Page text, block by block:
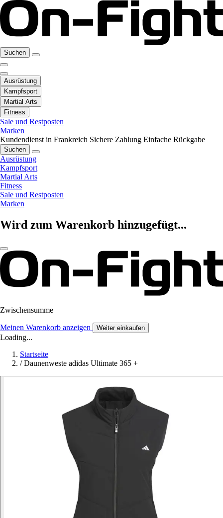
Suchen
Ausrüstung
Kampfsport
Martial Arts
Fitness
Sale und Restposten
Marken
Kundendienst in Frankreich Sichere Zahlung Einfache Rückgabe
Suchen
Ausrüstung
Kampfsport
Martial Arts
Fitness
Sale und Restposten
Marken
Wird zum Warenkorb hinzugefügt...
Zwischensumme
Meinen Warenkorb anzeigen Weiter einkaufen
Loading...
Startseite
/ Daunenweste adidas Ultimate 365 +